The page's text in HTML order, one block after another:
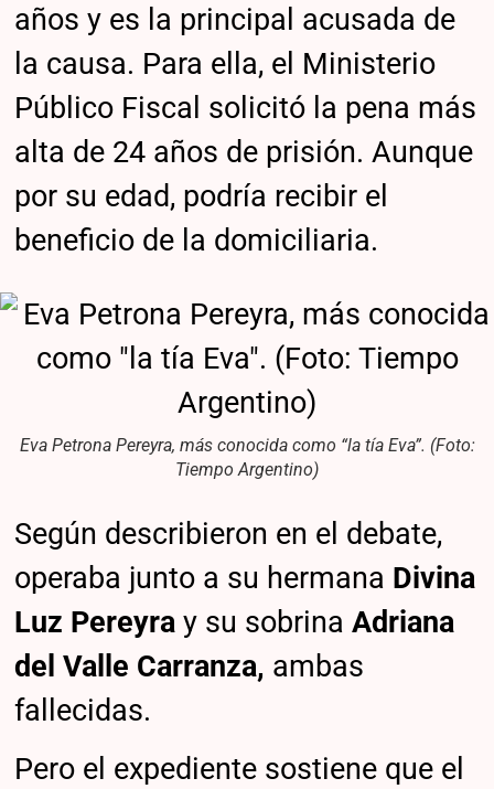
años y es la principal acusada de
la causa. Para ella, el Ministerio
Público Fiscal solicitó la pena más
alta de 24 años de prisión. Aunque
por su edad, podría recibir el
beneficio de la domiciliaria.
Eva Petrona Pereyra, más conocida como “la tía Eva”. (Foto:
Tiempo Argentino)
Según describieron en el debate,
operaba junto a su hermana Divina
Luz Pereyray su sobrinaAdriana
del Valle Carranza, ambas
fallecidas.
Pero el expediente sostiene que el